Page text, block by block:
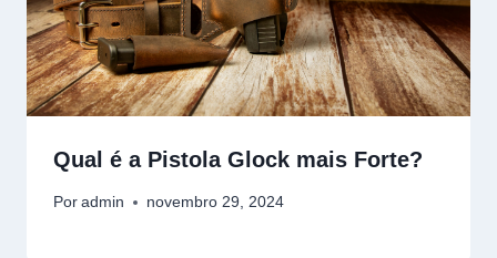
Qual é a Pistola Glock mais Forte?
Por admin novembro 29, 2024